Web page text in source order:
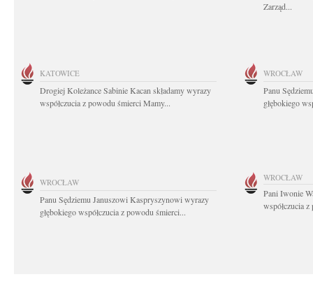
Zarząd...
KATOWICE
Drogiej Koleżance Sabinie Kacan składamy wyrazy
współczucia z powodu śmierci Mamy...
WROCŁAW
Panu
głębokiego
WROCŁAW
Panu Sędziemu Januszowi Kaspryszynowi wyrazy
głębokiego współczucia z powodu śmierci...
WROCŁAW
Pani Iwonie
współczucia